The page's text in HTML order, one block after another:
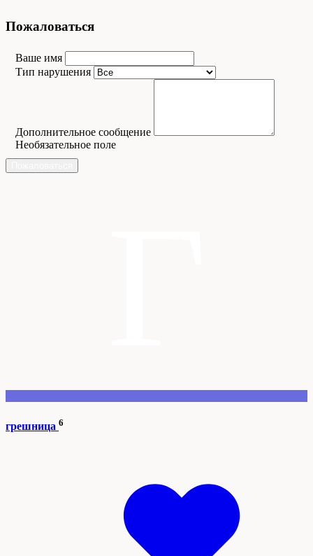
Пожаловаться
Ваше имя
Тип нарушения
Дополнительное сообщение
Необязательное поле
грешница 6